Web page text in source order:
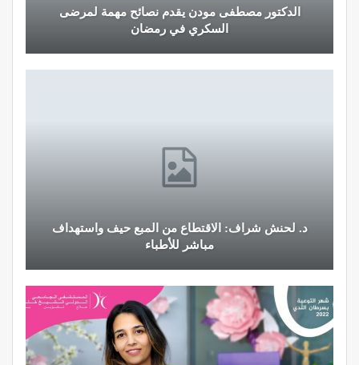
الدكتور مصطفى مودن يقدم نصائح مهمة لمرضى
السكري في رمضان
د. لحنش شراف: الاقتطاع من المبع حيف واستهداف
مباشر للأطباء